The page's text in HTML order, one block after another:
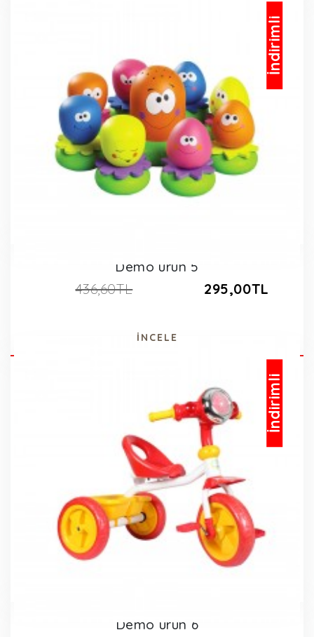
İndirimli
Demo ürün 5
436,60TL 295,00TL
İNCELE
İndirimli
Demo ürün 6